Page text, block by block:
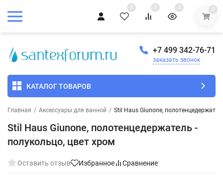
0 0 0 0
+7 499 342-76-71
заказать звонок
КАТАЛОГ ТОВАРОВ
Главная / Аксессуары для ванной / Stil Haus Giunone,
Stil Haus Giunone, полотенцедержатель -
полукольцо, цвет хром
Оставить отзыв Избранное Сравнение